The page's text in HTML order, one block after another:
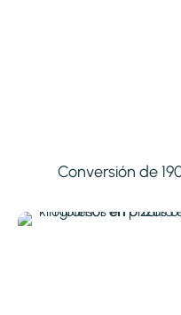
Conversión de